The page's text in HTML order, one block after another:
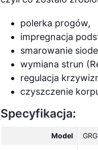
polerka progów,
impregnacja
smarowanie
wymiana strun
regulacja
czyszczenie
Specyfikacja:
Model